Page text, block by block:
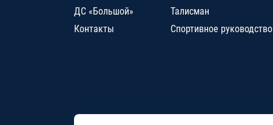
ДС «Большой»
Контакты
Талисман
Спортивное руководство